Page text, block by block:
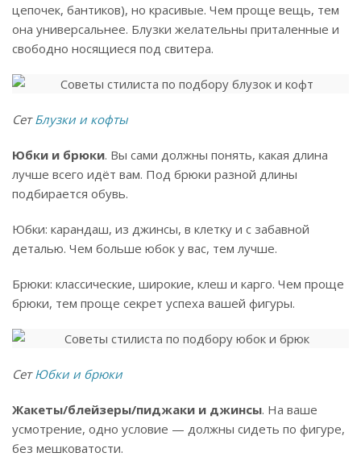
цепочек, бантиков), но красивые. Чем проще вещь, тем
она универсальнее. Блузки желательны приталенные и
свободно носящиеся под свитера.
СетБлузки и кофты
Юбки и брюки. Вы сами должны понять, какая длина
лучше всего идёт вам. Под брюки разной длины
подбирается обувь.
Юбки: карандаш, из джинсы, в клетку и с забавной
деталью. Чем больше юбок у вас, тем лучше.
Брюки: классические, широкие, клеш и карго. Чем проще
брюки, тем проще секрет успеха вашей фигуры.
СетЮбки и брюки
Жакеты/блейзеры/пиджаки и джинсы. На ваше
усмотрение, одно условие — должны сидеть по фигуре,
без мешковатости.